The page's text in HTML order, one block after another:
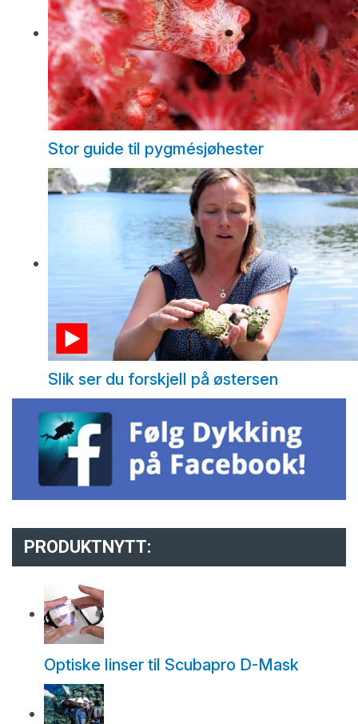
Stor guide til pygmésjøhester
Slik ser du forskjell på østersen
PRODUKTNYTT:
Optiske linser til Scubapro D-Mask